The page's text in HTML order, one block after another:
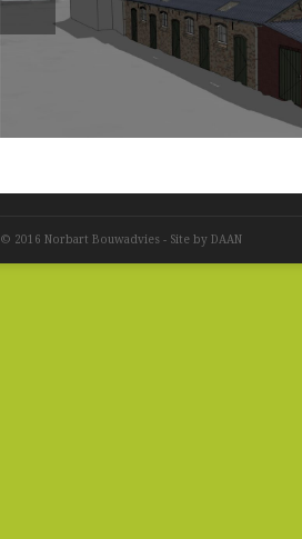
© 2016 Norbart Bouwadvies - Site by DAAN